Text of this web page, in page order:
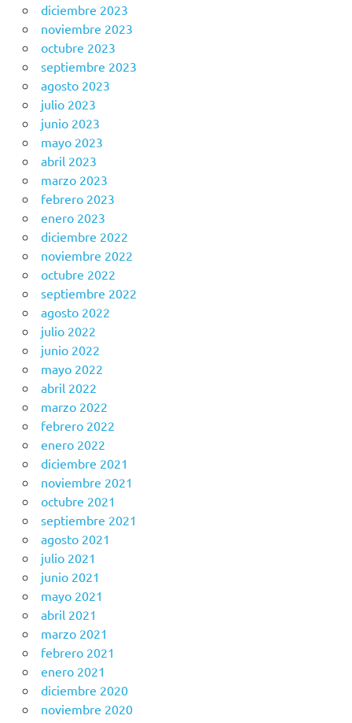
diciembre 2023
noviembre 2023
octubre 2023
septiembre 2023
agosto 2023
julio 2023
junio 2023
mayo 2023
abril 2023
marzo 2023
febrero 2023
enero 2023
diciembre 2022
noviembre 2022
octubre 2022
septiembre 2022
agosto 2022
julio 2022
junio 2022
mayo 2022
abril 2022
marzo 2022
febrero 2022
enero 2022
diciembre 2021
noviembre 2021
octubre 2021
septiembre 2021
agosto 2021
julio 2021
junio 2021
mayo 2021
abril 2021
marzo 2021
febrero 2021
enero 2021
diciembre 2020
noviembre 2020